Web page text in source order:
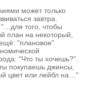
может только
завтра.
того, чтобы
план на некоторый,
"плановое"
"Что ты хочешь?".
покупаешь джинсы,
цвет или лейбл на…"